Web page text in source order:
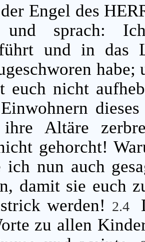
Engel des
und sprach:
und in das
euch nicht
ihre Altäre
gehorcht!
ich nun auch
damit sie euch
werden! 2.4
zu allen